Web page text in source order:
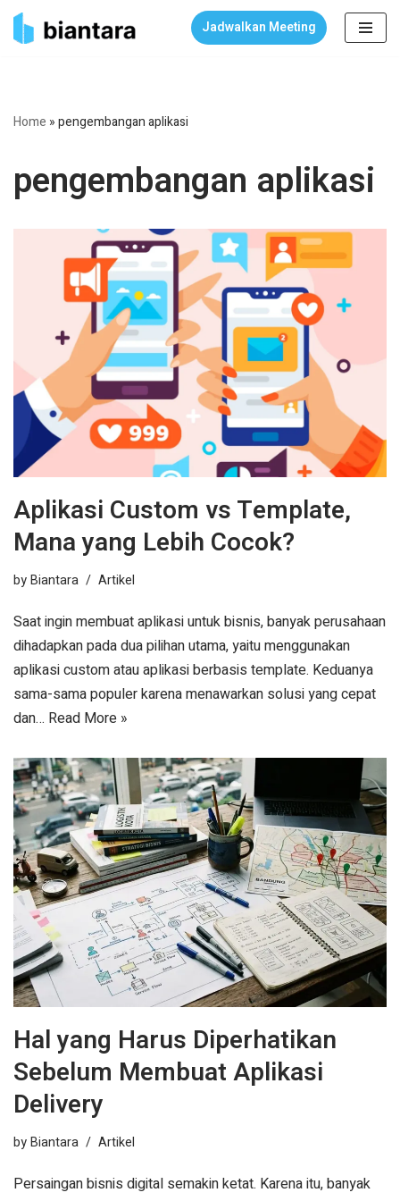
Skip
Jadwalkan Meeting
Home »pengembangan aplikasi
pengembangan aplikasi
Aplikasi Custom vs Template,
Mana yang Lebih Cocok?
byBiantara Artikel
Saat ingin membuat aplikasi untuk bisnis, banyak perusahaan
dihadapkan pada dua pilihan utama, yaitu menggunakan
aplikasi custom atau aplikasi berbasis template. Keduanya
sama-sama populer karena menawarkan solusi yang cepat
dan… Read More »
Hal yang Harus Diperhatikan
Sebelum Membuat Aplikasi
Delivery
byBiantara Artikel
Persaingan bisnis digital semakin ketat. Karena itu, banyak